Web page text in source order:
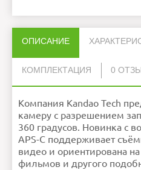
ОПИСАНИЕ
КОМПЛЕКТАЦИЯ 0
Компания Kandao Tech
камеру с разрешением
360 градусов. Новинка с
APS-C поддерживает
видео и ориентирована
фильмов и другого
(12K
60 ,
Прямая
Угол
захвата (для
оптических
систем)
Питание
V-
блок
Защитная крышка для
Кейс для переноски
Руководство по
Салфетка для оптики
Сетевой кабель
Внимание:HTML не
РейтингПлохо